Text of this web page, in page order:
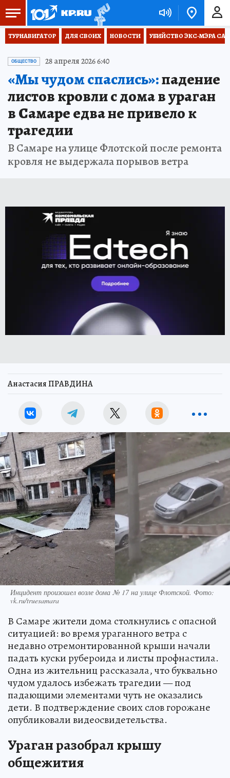
ТУРНАВИГАТОР ДЛЯ СВОИХ НОВОСТИ УБИЙСТВО ЭКС-МЭРА
ОБЩЕСТВО 28 апреля 2026 6:40
«Мы чудом спаслись»:падение
листов кровли с дома в ураган
в Самаре едва не привело к
трагедии
В Самаре на улице Флотской после ремонта
кровля не выдержала порывов ветра
Анастасия ПРАВДИНА
Инцидент произошел возле дома № 17 на улице Флотской. Фото:
vk.ru/truesamara
В Самаре жители дома столкнулись с опасной
ситуацией: во время ураганного ветра с
недавно отремонтированной крыши начали
падать куски рубероида и листы профнастила.
Одна из жительниц рассказала, что буквально
чудом удалось избежать трагедии — под
падающими элементами чуть не оказались
дети. В подтверждение своих слов горожане
опубликовали видеосвидетельства.
Ураган разобрал крышу
общежития